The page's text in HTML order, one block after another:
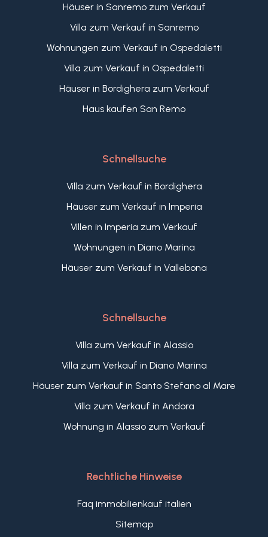
Häuser in Sanremo zum Verkauf
Villa zum Verkauf in Sanremo
Wohnungen zum Verkauf in Ospedaletti
Villa zum Verkauf in Ospedaletti
Häuser in Bordighera zum Verkauf
Haus kaufen San Remo
Schnellsuche
Villa zum Verkauf in Bordighera
Häuser zum Verkauf in Imperia
Villen in Imperia zum Verkauf
Wohnungen in Diano Marina
Häuser zum Verkauf in Vallebona
Schnellsuche
Villa zum Verkauf in Alassio
Villa zum Verkauf in Diano Marina
Häuser zum Verkauf in Santo Stefano al Mare
Villa zum Verkauf in Andora
Wohnung in Alassio zum Verkauf
Rechtliche Hinweise
Faq immobilienkauf italien
Sitemap